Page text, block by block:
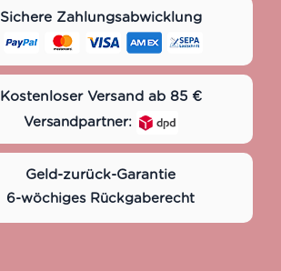
Sichere Zahlungsabwicklung
Kostenloser Versand ab 85 €
Versandpartner:
Geld-zurück-Garantie
6-wöchiges Rückgaberecht